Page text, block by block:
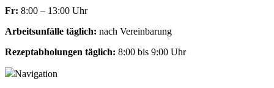
Fr: 8:00 – 13:00 Uhr
Arbeitsunfälle täglich: nach Vereinbarung
Rezeptabholungen täglich: 8:00 bis 9:00 Uhr
Navigation